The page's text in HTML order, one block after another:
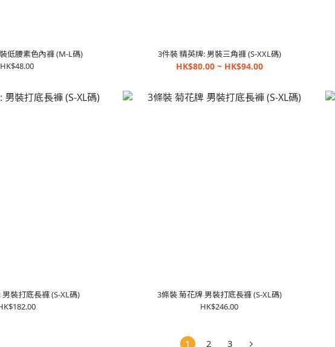
低腰素色內褲 (M-L碼)
HK$48.00
3件裝 精英牌: 男裝三角褲 (S-XXL碼)
HK$80.00 ~ HK$94.00
裝打底長褲 (S-XL碼)
3條裝 菊花牌 男裝打底長褲 (S-XL碼)
HK$246.00
1 2 3